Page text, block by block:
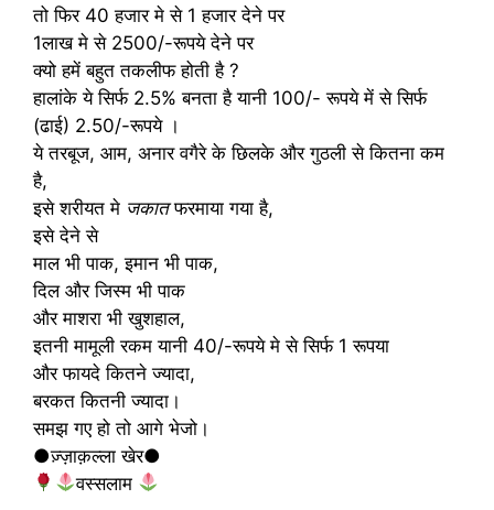
तो फिर 40 हजार मे से 1 हजार देने पर
1लाख मे से 2500/-रूपये देने पर
क्यो हमें बहुत तकलीफ होती है ?
हालांके ये सिर्फ 2.5% बनता है यानी 100/- रूपये में से सिर्फ
(ढाई) 2.50/-रूपये ।
ये तरबूज, आम, अनार वगैरे के छिलके और गुठली से कितना कम
है,
इसे शरीयत मे जकातफरमाया गया है,
इसे देने से
माल भी पाक, इमान भी पाक,
दिल और जिस्म भी पाक
और माशरा भी खुशहाल,
इतनी मामूली रकम यानी 40/-रूपये मे से सिर्फ 1 रूपया
और फायदे कितने ज्यादा,
बरकत कितनी ज्यादा।
समझ गए हो तो आगे भेजो।
●ज़्ज़ाक़ल्ला खेर●
वस्सलाम